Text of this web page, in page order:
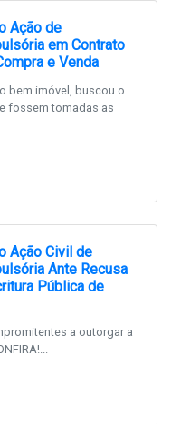
Ação de
em Contrato
e Venda
bem imóvel, buscou o
fossem tomadas as
Ação Civil de
Ante Recusa
Pública de
a outorgar a